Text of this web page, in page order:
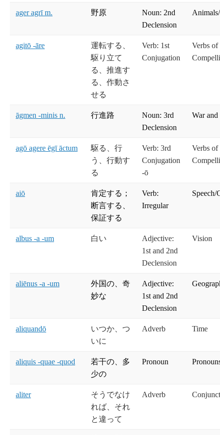
ager agrī m. 野原
Noun: 2nd
Declension
agitō -āre
運転する、
駆り立て
る、推進す
る、作動さ
せる
Verb: 1st
Conjugation
Verbs of
āgmen -minis n. 行進路
Noun: 3rd
Declension
War and
agō agere ēgī āctum
駆る、行
う、行動す
る
Verb: 3rd
Conjugation
-ō
Verbs of
aiō
肯定する；
断言する、
保証する
Verb:
Irregular
Speech/
albus -a -um 白い
Adjective:
1st and 2nd
Declension
Vision
aliēnus -a -um
外国の、奇
妙な
Adjective:
1st and 2nd
Declension
aliquandō
いつか、つ
いに
Adverb Time
aliquis -quae -quod
若干の、多
少の
Pronoun
aliter
そうでなけ
れば、それ
と違って
Adverb